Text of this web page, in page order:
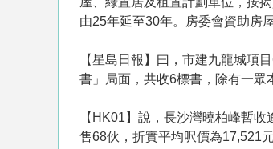
由25年延至30年。房委會資助房
【星島日報】曰，市建九龍城項
書」局面，共收6標書，除有一眾
【HK01】說，長沙灣曉柏峰暫
售68伙，折實平均呎價為17,521